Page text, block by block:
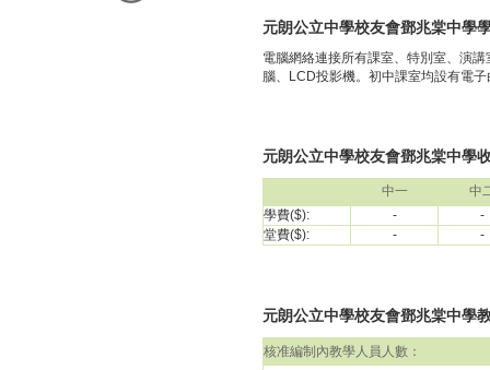
元朗公立中學校友會鄧兆棠中學
電腦網絡連接所有課室、特別室、演
腦、LCD投影機。初中課室均設有電
元朗公立中學校友會鄧兆棠中學
中一
中
學費($):
-
-
堂費($):
- -
元朗公立中學校友會鄧兆棠中學
核准編制內教學人員人數：